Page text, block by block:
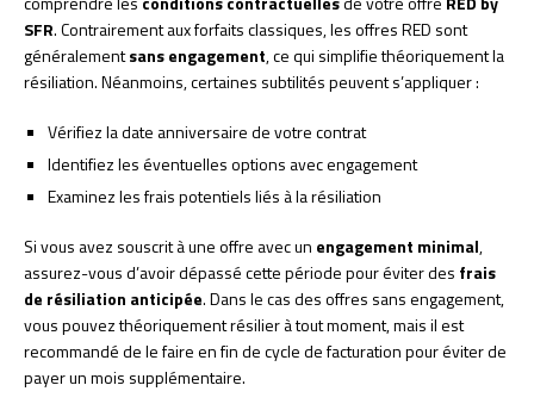
SFR. Contrairement aux forfaits classiques, les offres RED sont
généralementsans engagement, ce qui simplifie théoriquement la
résiliation. Néanmoins, certaines subtilités peuvent s’appliquer :
Vérifiez la date anniversaire de votre contrat
Identifiez les éventuelles options avec engagement
Examinez les frais potentiels liés à la résiliation
Si vous avez souscrit à une offre avec un engagement minimal,
assurez-vous d’avoir dépassé cette période pour éviter des frais
de résiliation anticipée. Dans le cas des offres sans engagement,
vous pouvez théoriquement résilier à tout moment, mais il est
recommandé de le faire en fin de cycle de facturation pour éviter de
payer un mois supplémentaire.